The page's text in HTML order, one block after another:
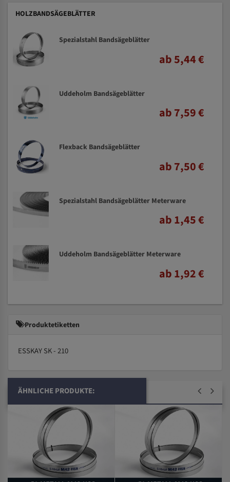
HOLZBANDSÄGEBLÄTTER
Spezialstahl Bandsägeblätter
ab 5,44 €
Uddeholm Bandsägeblätter
ab 7,59 €
Flexback Bandsägeblätter
ab 7,50 €
Spezialstahl Bandsägeblätter Meterware
ab 1,45 €
Uddeholm Bandsägeblätter Meterware
ab 1,92 €
Produktetiketten
ESSKAY SK - 210
ÄHNLICHE PRODUKTE: